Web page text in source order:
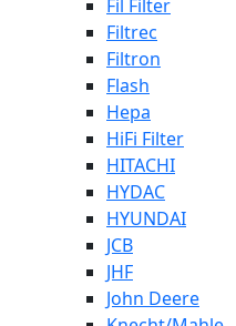
Fil Filter
Filtrec
Filtron
Flash
Hepa
HiFi Filter
HITACHI
HYDAC
HYUNDAI
JCB
JHF
John Deere